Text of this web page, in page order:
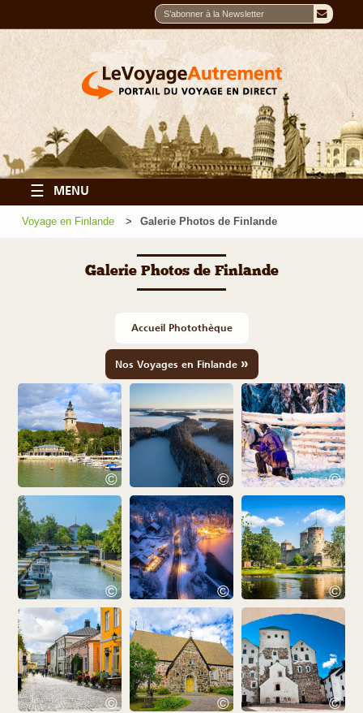
☰ MENU
Voyage en Finlande Galerie Photos de Finlande
Galerie Photos de Finlande
Accueil Photothèque
Nos Voyages en Finlande »
© © ©
© © ©
© © ©